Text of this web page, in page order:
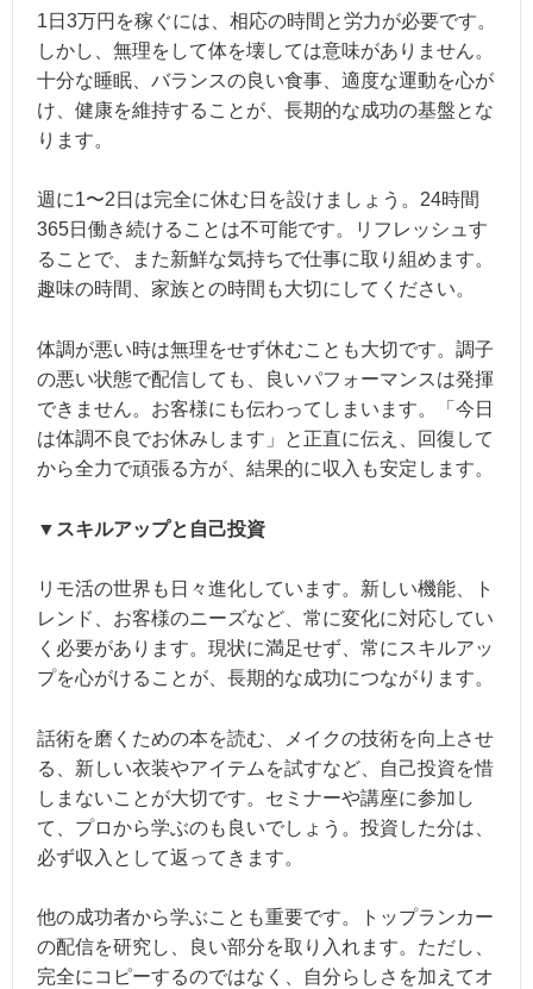
1日3万円を稼ぐには、相応の時間と労力が必要です。
しかし、無理をして体を壊しては意味がありません。
十分な睡眠、バランスの良い食事、適度な運動を心が
け、健康を維持することが、長期的な成功の基盤とな
ります。
週に1〜2日は完全に休む日を設けましょう。24時間
365日働き続けることは不可能です。リフレッシュす
ることで、また新鮮な気持ちで仕事に取り組めます。
趣味の時間、家族との時間も大切にしてください。
体調が悪い時は無理をせず休むことも大切です。調子
の悪い状態で配信しても、良いパフォーマンスは発揮
できません。お客様にも伝わってしまいます。「今日
は体調不良でお休みします」と正直に伝え、回復して
から全力で頑張る方が、結果的に収入も安定します。
▼スキルアップと自己投資
リモ活の世界も日々進化しています。新しい機能、ト
レンド、お客様のニーズなど、常に変化に対応してい
く必要があります。現状に満足せず、常にスキルアッ
プを心がけることが、長期的な成功につながります。
話術を磨くための本を読む、メイクの技術を向上させ
る、新しい衣装やアイテムを試すなど、自己投資を惜
しまないことが大切です。セミナーや講座に参加し
て、プロから学ぶのも良いでしょう。投資した分は、
必ず収入として返ってきます。
他の成功者から学ぶことも重要です。トップランカー
の配信を研究し、良い部分を取り入れます。ただし、
完全にコピーするのではなく、自分らしさを加えてオ